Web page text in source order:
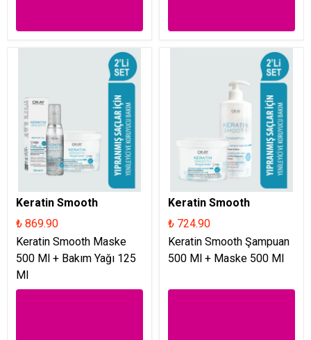
Keratin Smooth
₺ 869.90
Keratin Smooth Maske
500 Ml + Bakım Yağı 125
Ml
Keratin Smooth
₺ 724.90
Keratin Smooth Şampuan
500 Ml + Maske 500 Ml